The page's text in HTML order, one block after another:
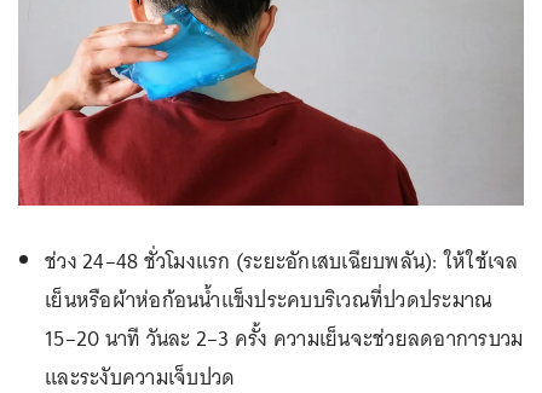
ช่วง 24–48 ชั่วโมงแรก (ระยะอักเสบเฉียบพลัน): ให้ใช้เจล
เย็นหรือผ้าห่อก้อนน้ำแข็งประคบบริเวณที่ปวดประมาณ
15–20 นาที วันละ 2–3 ครั้ง ความเย็นจะช่วยลดอาการบวม
และระงับความเจ็บปวด